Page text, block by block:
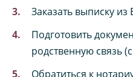
Заказать выписку из
Подготовить
родственную связь
Обратиться к